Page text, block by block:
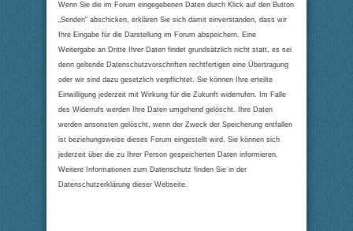
Wenn Sie die im Forum eingegebenen Daten durch Klick auf den Button
„Senden“ abschicken, erklären Sie sich damit einverstanden, dass wir
Ihre Eingabe für die Darstellung im Forum abspeichern. Eine
Weitergabe an Dritte Ihrer Daten findet grundsätzlich nicht statt, es sei
denn geltende Datenschutzvorschriften rechtfertigen eine Übertragung
oder wir sind dazu gesetzlich verpflichtet. Sie können Ihre erteilte
Einwilligung jederzeit mit Wirkung für die Zukunft widerrufen. Im Falle
des Widerrufs werden Ihre Daten umgehend gelöscht. Ihre Daten
werden ansonsten gelöscht, wenn der Zweck der Speicherung entfallen
ist beziehungsweise dieses Forum eingestellt wird. Sie können sich
jederzeit über die zu Ihrer Person gespeicherten Daten informieren.
Weitere Informationen zum Datenschutz finden Sie in der
Datenschutzerklärung dieser Webseite.